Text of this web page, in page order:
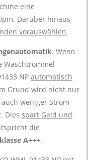
eine
Darüber hinaus
vorauswählen.
. Wenn
Waschtrommel
NPautomatisch
Grund wird nicht nur
weniger Strom
Diesspart Geld und
die
A+++.